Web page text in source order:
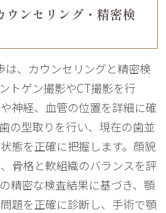
ウンセリング・精密検
は、カウンセリングと精密検
トゲン撮影やCT撮影を行
神経、血管の位置を詳細に確
の型取りを行い、現在の歯並
態を正確に把握します。顔貌
骨格と軟組織のバランスを評
精密な検査結果に基づき、顎
題を正確に診断し、手術で顎